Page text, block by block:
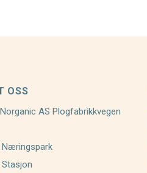
OSS
AS Plogfabrikkvegen
Næringspark
Stasjon